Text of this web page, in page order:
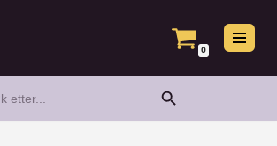
0
Search Button